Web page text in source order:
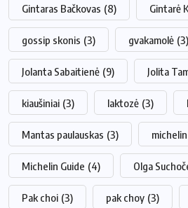
Gintaras Bačkovas (8) Gintarė
gossip skonis (3) gvakamolė (3)
Jolanta Sabaitienė (9) Jolita
kiaušiniai (3) laktozė (3)
Mantas paulauskas (3) michelin
Michelin Guide (4) Olga
Pak choi (3) pak choy (3)